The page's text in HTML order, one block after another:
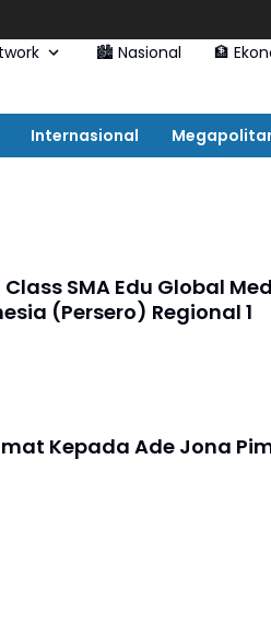
🏙️ Nasional 🏦
Internasional
SMA Edu Global
(Persero) Regional 1
Kepada Ade Jona